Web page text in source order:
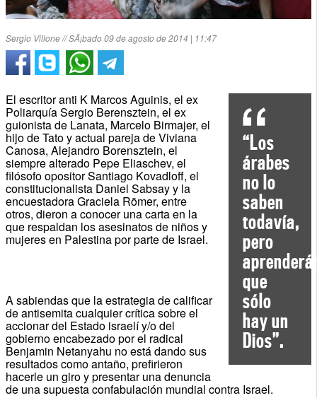
Sergio Villone // SÃ¡bado 09 de agosto de 2014 | 11:47
“Los
árabes
no lo
saben
todavía,
pero
que
sólo
hay un
Dios”.
El escritor anti K Marcos Aguinis, el ex
Poliarquía Sergio Berensztein, el ex
guionista de Lanata, Marcelo Birmajer, el
hijo de Tato y actual pareja de Viviana
Canosa, Alejandro Borensztein, el
siempre alterado Pepe Eliaschev, el
filósofo opositor Santiago Kovadloff, el
constitucionalista Daniel Sabsay y la
encuestadora Graciela Römer, entre
otros, dieron a conocer una carta en la
que respaldan los asesinatos de niños y
mujeres en Palestina por parte de Israel.
A sabiendas que la estrategia de calificar
de antisemita cualquier crítica sobre el
accionar del Estado israelí y/o del
gobierno encabezado por el radical
Benjamin Netanyahu no está dando sus
resultados como antaño, prefirieron
hacerle un giro y presentar una denuncia
de una supuesta confabulación mundial contra Israel.